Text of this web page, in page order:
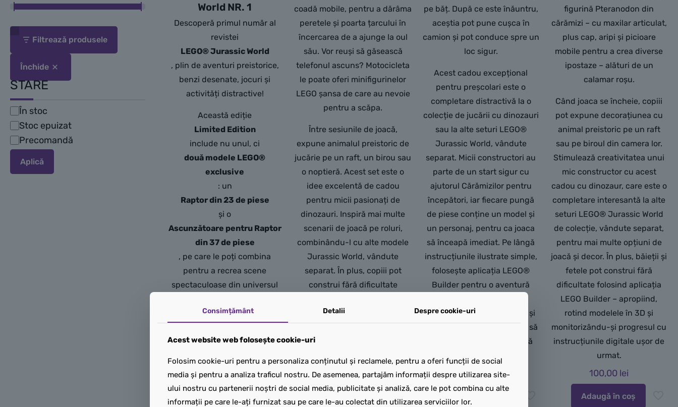
World NR. 1
Descoperă primul număr al
revistei
LEGO® Jurassic World
, plin de aventuri preistorice,
benzi desenate, jocuri și
activități distractive!
Această ediție
Limited Edition
include nu unul, ci
două modele LEGO®
exclusive
: un
Raptor din 23 de piese
și o
Ascunzătoare pentru Raptor
din 37 de piese
, pe care le poți combina
pentru a recrea scene
spectaculoase din universul
perfect atât pentru
fani ai dinozaurilor și
35,00lei
coadă mobile, pentru a dărâma
peretele și poarta țarcului în
încercarea de a ajunge la oul
său. Vor reuși să găsească
telefonul ascuns? Motocicleta
le poate oferi minifigurinelor
LEGO șansa de care au nevoie
pentru a scăpa.
Între sesiunile de joacă,
expune animalul preistoric de
jucărie pe un raft, un birou sau
o noptieră. Acest set este o
idee excelentă de cadou
pentru micii pasionați de
dinozauri. Inspiră mai multe
scenarii de joacă pe roluri,
combinându-l cu alte modele
Jurassic World, vândute
separat. În plus, copiii pot
construi fără dificultate
– apropiind și rotind modelul în
progresul cu instrucțiuni
275,00lei
Adaugă în coș
pe băț. După ce este înăuntru,
aceștia pot pune cușca în
camion și pot conduce spre un
loc sigur.
Acest cadou excepțional
pentru preșcolari este o
completare distractivă la o
colecție de jucării cu dinozauri
sau la alte seturi LEGO®
Jurassic World, vândute
separat. Micii constructori au
parte de un start sigur cu
ajutorul Cărămizilor pentru
începători, iar fiecare pungă
de piese conține un model și
un personaj, pentru ca joaca
să înceapă imediat. Pe lângă
instrucțiunile ilustrate simple,
folosește aplicația LEGO®
Builder pentru o aventură
ușoară și intuitivă care le
permite copiilor să apropie și
să rotească modelele în 3D, să
salveze și să-și urmărească
120,00lei
figurină Pteranodon din
cărămizi – cu maxilar articulat,
plus cap, aripi și picioare
mobile pentru a crea diverse
ipostaze – alături de un
calamar roșu.
Când joaca se încheie, copiii
pot expune decorațiunea cu
animal preistoric pe un raft
sau pe biroul din camera lor.
Stimulează creativitatea unui
mic constructor cu acest
cadou cu dinozaur, care este o
completare interesantă la alte
seturi LEGO® Jurassic World
de colecție, vândute separat,
pentru mai multe opțiuni de
joacă și decor. În plus, băieții și
fetele pot construi fără
dificultate folosind aplicația
LEGO Builder – apropiind,
rotind modelele în 3D și
monitorizându-și progresul cu
instrucțiunile digitale ușor de
urmat.
100,00 lei
Adaugă în coș
Filtrează produsele
Închide
STARE
Disponibilitate
În stoc
Stoc epuizat
Precomandă
Aplică
Consimțământ Detalii Despre cookie-uri
Acest website web folosește cookie-uri
Folosim cookie-uri pentru a personaliza conținutul și reclamele, pentru a oferi funcții de social
media și pentru a analiza traficul nostru. De asemenea, partajăm informații despre utilizarea site-
ului nostru cu partenerii noștri de social media, publicitate și analiză, care le pot combina cu alte
informații pe care le-ați furnizat sau pe care le-au colectat din utilizarea serviciilor lor.